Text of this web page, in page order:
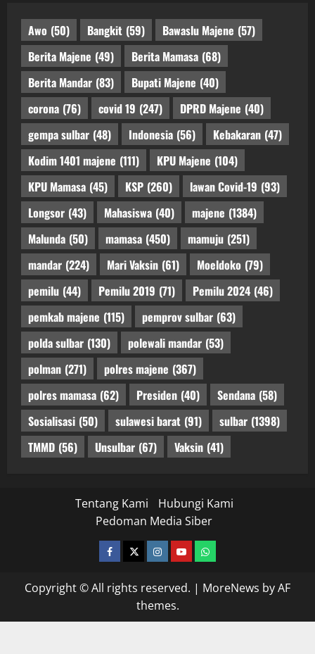
Awo (50) Bangkit (59) Bawaslu Majene (57)
Berita Majene (49) Berita Mamasa (68)
Berita Mandar (83) Bupati Majene (40)
corona (76) covid 19 (247) DPRD Majene (40)
gempa sulbar (48) Indonesia (56) Kebakaran (47)
Kodim 1401 majene (111) KPU Majene (104)
KPU Mamasa (45) KSP (260) lawan Covid-19 (93)
Longsor (43) Mahasiswa (40) majene (1384)
Malunda (50) mamasa (450) mamuju (251)
mandar (224) Mari Vaksin (61) Moeldoko (79)
pemilu (44) Pemilu 2019 (71) Pemilu 2024 (46)
pemkab majene (115) pemprov sulbar (63)
polda sulbar (130) polewali mandar (53)
polman (271) polres majene (367)
polres mamasa (62) Presiden (40) Sendana (58)
Sosialisasi (50) sulawesi barat (91) sulbar (1398)
TMMD (56) Unsulbar (67) Vaksin (41)
Tentang Kami
Hubungi Kami
Pedoman Media Siber
facebooktwitterinstagram.com
youtubewhatsapp
Copyright © All rights reserved. | MoreNews by AF
themes.